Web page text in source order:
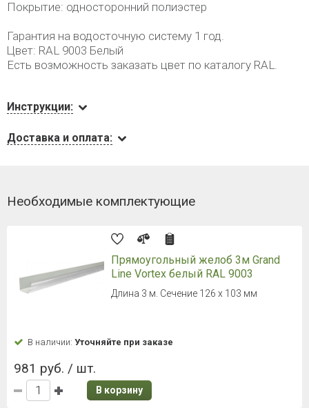
Покрытие: односторонний полиэстер
Гарантия на водосточную систему 1 год.
Цвет: RAL 9003 Белый
Есть возможность заказать цвет по каталогу RAL.
Инструкции:
Доставка и оплата:
Необходимые комплектующие
Прямоугольный желоб 3м Grand
Line Vortex белый RAL 9003
Длина 3 м. Сечение 126 х 103 мм
В наличии: Уточняйте при заказе
981 руб. / шт.
В корзину